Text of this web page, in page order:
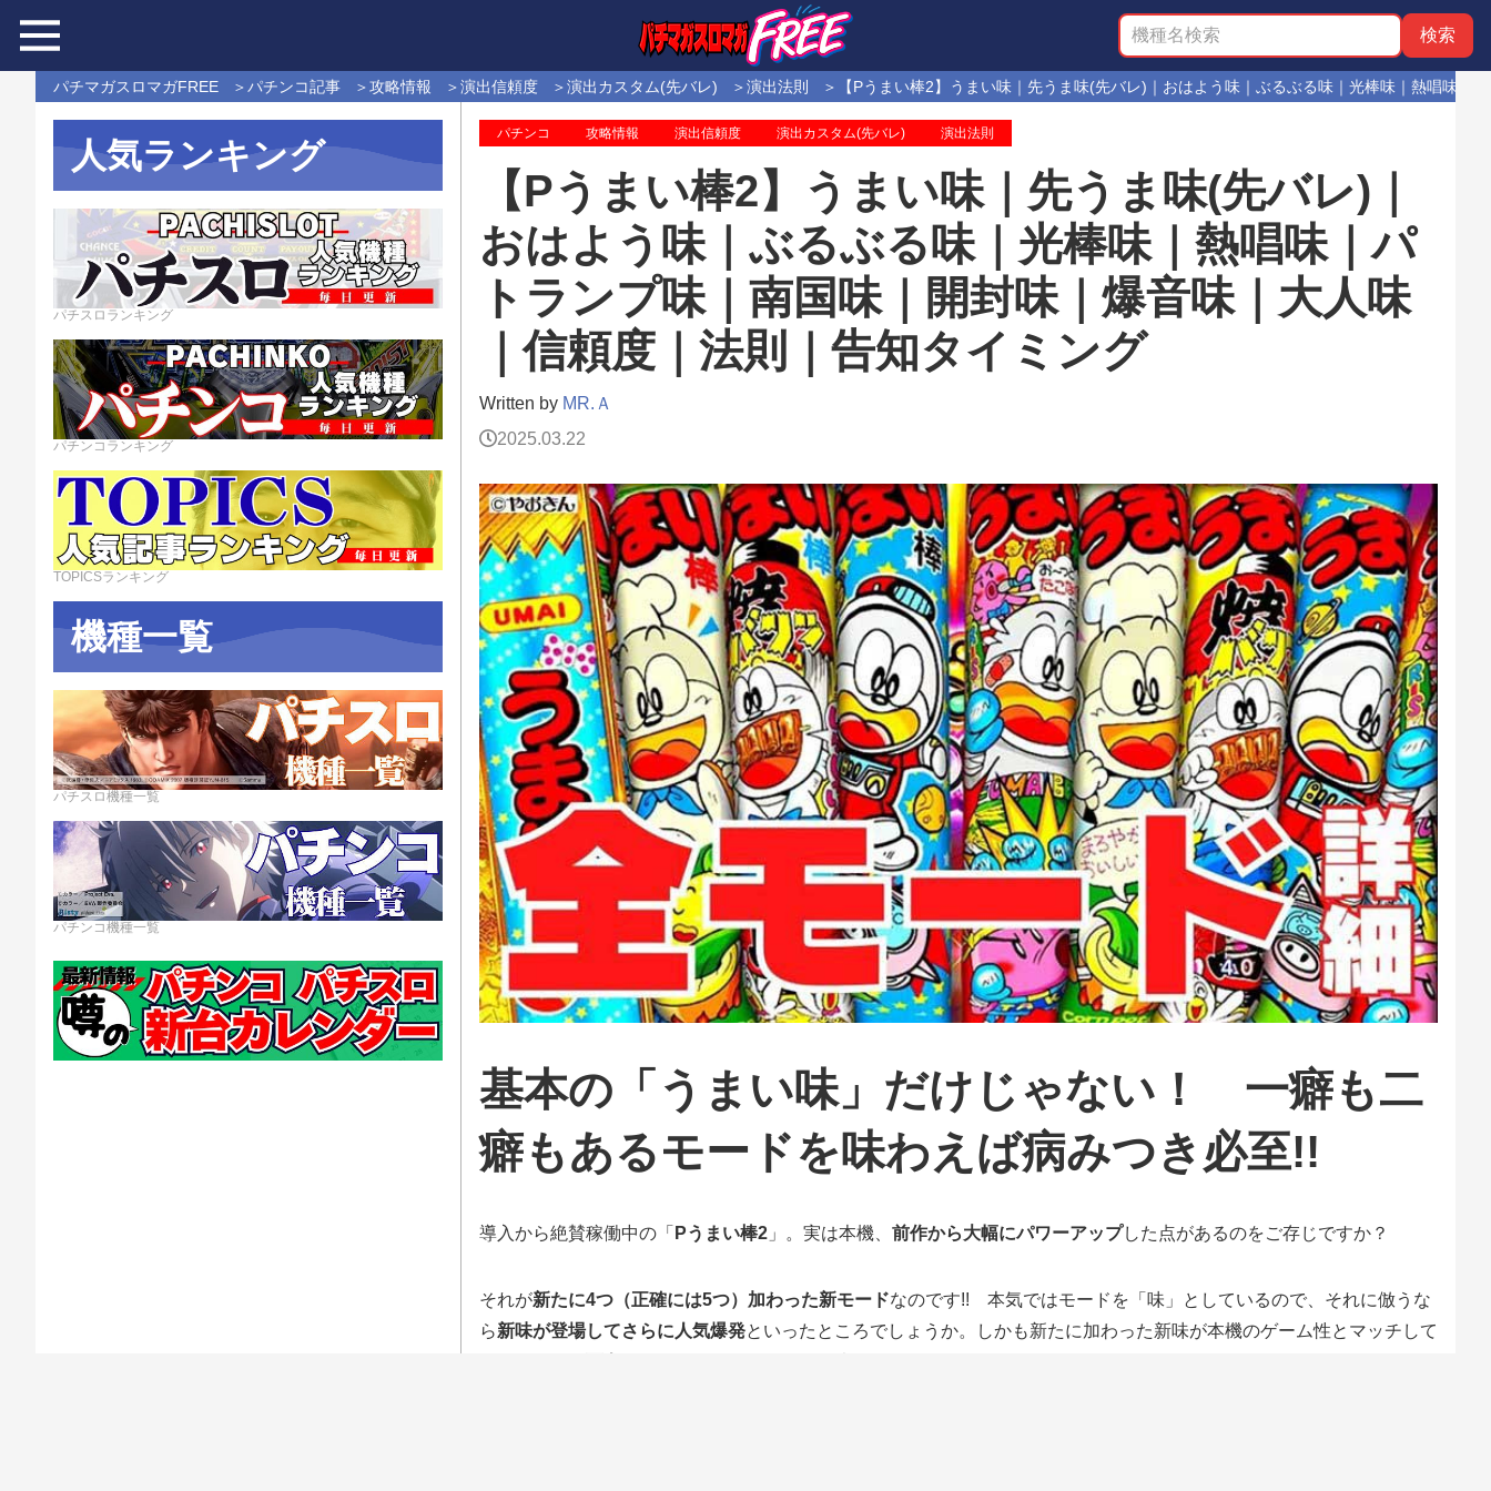
パチマガスロマガFREE パチンコ記事 攻略情報 演出信頼度 演出カスタム(先バレ) 演出法則 【Pうまい棒2】うまい味｜先うま味(先バレ)｜おはよう味｜ぶるぶる味｜光棒味｜熱唱味
パチンコ 攻略情報 演出信頼度 演出カスタム(先バレ) 演出法則
【Pうまい棒2】うまい味｜先うま味(先バレ)｜
おはよう味｜ぶるぶる味｜光棒味｜熱唱味｜パ
トランプ味｜南国味｜開封味｜爆音味｜大人味
｜信頼度｜法則｜告知タイミング
Written by MR.Ａ
2025.03.22
基本の「うまい味」だけじゃない！ 一癖も二
癖もあるモードを味わえば病みつき必至!!
導入から絶賛稼働中の「 Pうまい棒2 」。実は本機、 前作から大幅にパワーアップした点があるのをご存じですか？
それが新たに4つ（正確には5つ）加わった新モードなのです!! 本気ではモードを「味」としているので、それに倣うな
ら新味が登場してさらに人気爆発といったところでしょうか。しかも新たに加わった新味が本機のゲーム性とマッチして
人気ランキング
パチスロランキング
パチンコランキング
TOPICSランキング
機種一覧
パチスロ機種一覧
パチンコ機種一覧